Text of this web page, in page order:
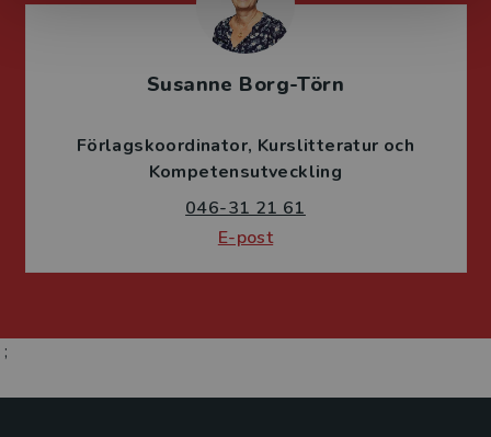
Susanne Borg-Törn
Förlagskoordinator Kurslitteratur och
Kompetensutveckling
046-31 21 61
E-post
;